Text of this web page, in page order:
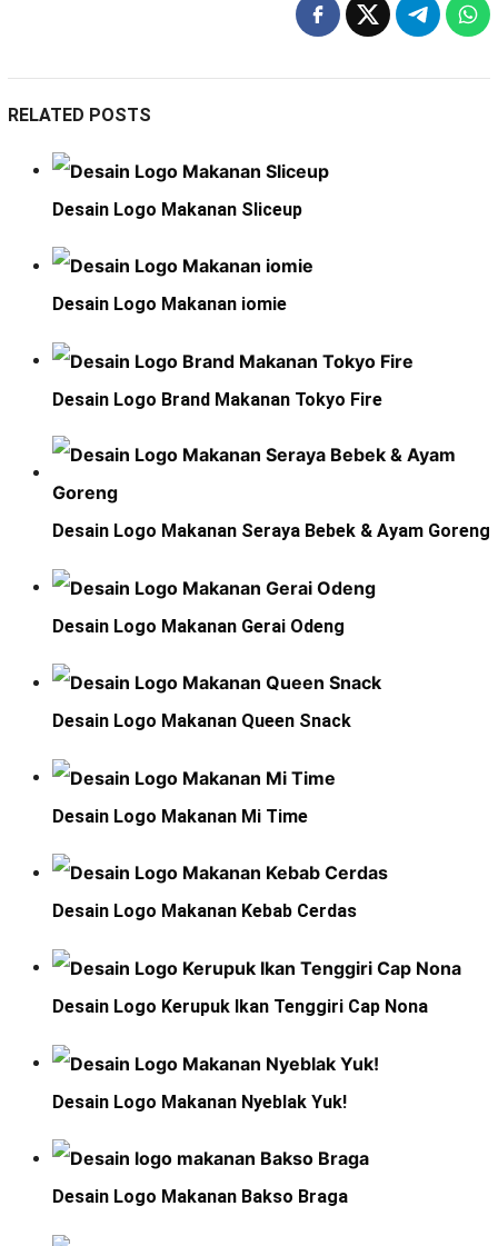
RELATED POSTS
Desain Logo Makanan Sliceup
Desain Logo Makanan iomie
Desain Logo Brand Makanan Tokyo Fire
Desain Logo Makanan Seraya Bebek & Ayam Goreng
Desain Logo Makanan Gerai Odeng
Desain Logo Makanan Queen Snack
Desain Logo Makanan Mi Time
Desain Logo Makanan Kebab Cerdas
Desain Logo Kerupuk Ikan Tenggiri Cap Nona
Desain Logo Makanan Nyeblak Yuk!
Desain Logo Makanan Bakso Braga